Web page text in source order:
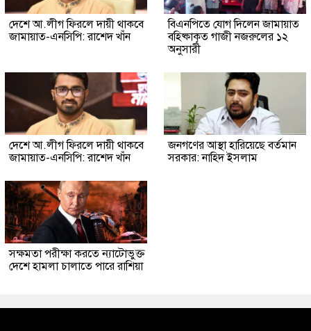
দেশে আ.লীগ ফিরলে দায়ী থাকবে
জামায়াত-এনসিপি: রাশেদ খাঁন
বিএনপিতে যোগ দিলেন জামায়াত
বহিষ্কাকৃত গাজী নজরুলের ১২
অনুসারী
দেশে আ.লীগ ফিরলে দায়ী থাকবে
জামায়াত-এনসিপি: রাশেদ খাঁন
জনগণের আস্থা হারিয়েছে বর্তমান
সরকার: নাহিদ ইসলাম
সক্ষমতা পরীক্ষা করতে ন্যাটোভুক্ত
দেশে হামলা চালাতে পারে রাশিয়া